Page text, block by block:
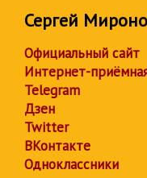
Сергей
Официальный сайт
Интернет-
Telegram
Дзен
Twitter
ВКонтакте
Одноклассники